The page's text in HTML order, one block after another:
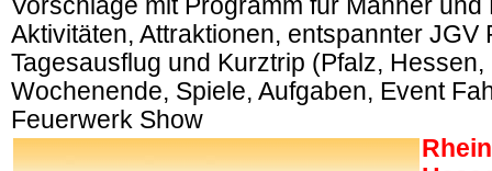
Vorschläge mit Programm für Männer und
Aktivitäten, Attraktionen, entspannter JGV
Tagesausflug und Kurztrip (Pfalz,
Wochenende, Spiele, Aufgaben, Event
Feuerwerk Show